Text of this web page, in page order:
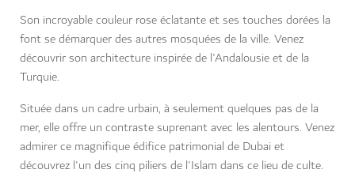
Son incroyable couleur rose éclatante et ses touches dorées la
font se démarquer des autres mosquées de la ville. Venez
découvrir son architecture inspirée de l'Andalousie et de la
Turquie.
Située dans un cadre urbain, à seulement quelques pas de la
mer, elle offre un contraste suprenant avec les alentours. Venez
admirer ce magnifique édifice patrimonial de Dubai et
découvrez l'un des cinq piliers de l'Islam dans ce lieu de culte.